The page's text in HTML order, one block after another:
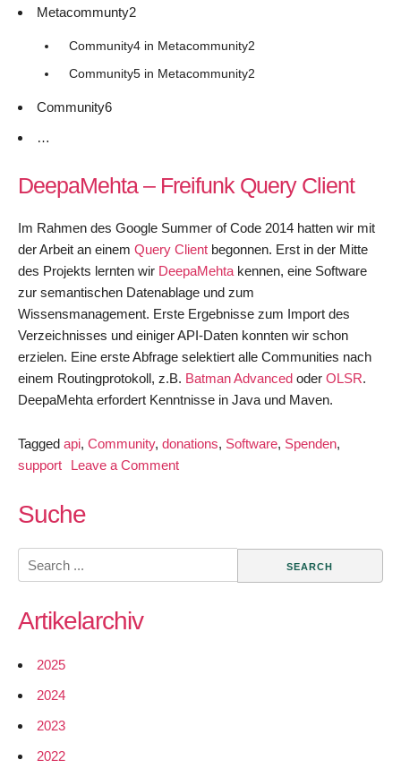
Metacommunty2
Community4 in Metacommunity2
Community5 in Metacommunity2
Community6
…
DeepaMehta – Freifunk Query Client
Im Rahmen des Google Summer of Code 2014 hatten wir mit
der Arbeit an einem Query Client begonnen. Erst in der Mitte
des Projekts lernten wir DeepaMehta kennen, eine Software
zur semantischen Datenablage und zum
Wissensmanagement. Erste Ergebnisse zum Import des
Verzeichnisses und einiger API-Daten konnten wir schon
erzielen. Eine erste Abfrage selektiert alle Communities nach
einem Routingprotokoll, z.B. Batman Advanced oder OLSR.
DeepaMehta erfordert Kenntnisse in Java und Maven.
Tagged api, Community, donations, Software, Spenden,
support
Leave a Commenton
Spendenkampagnen
Suche
Search
for:
Artikelarchiv
2025
2024
2023
2022